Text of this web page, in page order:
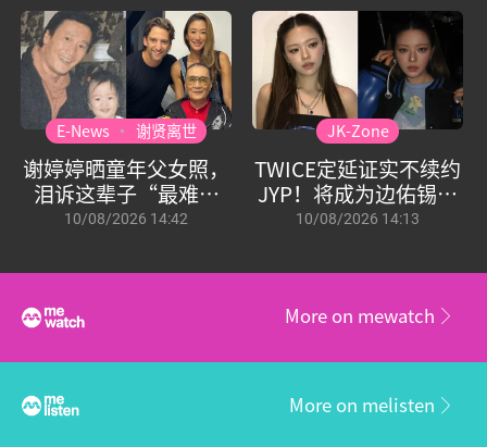
谢婷婷晒童年父女照，
泪诉这辈子“最难的
事”
E-News 谢贤离世
10/08/2026 14:42
TWICE定延证实不续约
JYP！将成为边佑锡师
妹
JK-Zone
10/08/2026 14:13
More on mewatch
More on melisten